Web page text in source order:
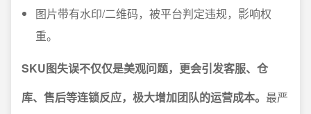
图片带有水印/二维码，被平台判定违规，影响权
重。
SKU图失误不仅仅是美观问题，更会引发客服、仓
库、售后等连锁反应，极大增加团队的运营成本。 最严